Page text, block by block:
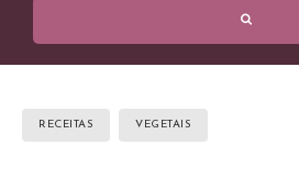
RECEITAS VEGETAIS